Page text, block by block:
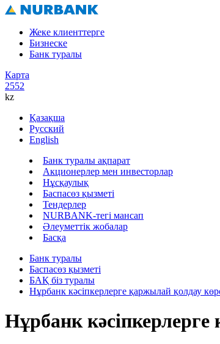
Жеке клиенттерге
Бизнеске
Банк туралы
Карта
2552
kz
Қазақша
Русский
English
Банк туралы ақпарат
Акционерлер мен инвесторлар
Нұсқаулық
Баспасөз қызметі
Тендерлер
NURBANK-тегі мансап
Әлеуметтік жобалар
Басқа
Банк туралы
Баспасөз қызметі
БАҚ біз туралы
Нұрбанк кәсіпкерлерге қаржылай қолдау
Нұрбанк